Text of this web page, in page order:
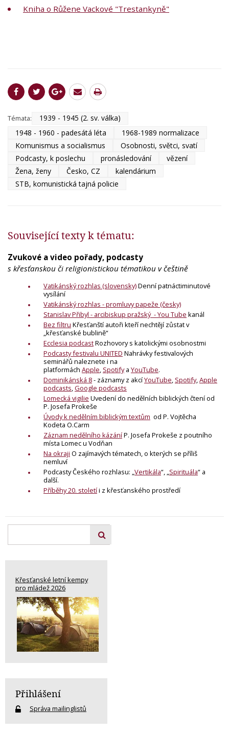
Kniha o Růžene Vackové "Trestankyně"
Témata:
1939 - 1945 (2. sv. válka)
1948 - 1960 - padesátá léta
1968-1989 normalizace
Komunismus a socialismus
Osobnosti, světci, svatí
Podcasty, k poslechu
pronásledování
vězení
Žena, ženy
Česko, CZ
kalendárium
STB, komunistická tajná policie
Související texty k tématu:
Zvukové a video pořady, podcasty
s křesťanskou či religionistickou tématikou v češtině
Vatikánský rozhlas (slovensky)Denní patnáctiminutové
vysílání
Vatikánský rozhlas - promluvy papeže (česky)
Stanislav Přibyl - arcibiskup pražský - You Tube kanál
Bez filtru Křesťanští autoři kteří nechtějí zůstat v
„křesťanské bublině“
Ecclesia podcastRozhovory s katolickými osobnostmi
Podcasty festivalu UNITED Nahrávky festivalových
seminářů naleznete i na
platformách Apple, Spotifya YouTube.
Dominikánská 8- záznamy z akcíYouTube, Spotify,Apple
podcasts,Google podcasts
Lomecká vigilie Uvedení do nedělních biblických čtení od
P. Josefa Prokeše
Úvody k nedělním biblickým textům od P. Vojtěcha
Kodeta O.Carm
Záznam nedělního kázáníP. Josefa Prokeše z poutního
místa Lomec u Vodňan
Na okraji O zajímavých tématech, o kterých se příliš
nemluví
Podcasty Českého rozhlasu: „Vertikála“, „Spirituála“ a
další.
Příběhy 20. stoletíi z křesťanského prostředí
Křesťanské letní kempy
pro mládež 2026
Přihlášení
Správa mailinglistů